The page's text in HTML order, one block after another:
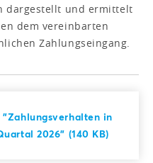
dargestellt und ermittelt
dem vereinbarten
Zahlungseingang.
in
2026" (140 KB)